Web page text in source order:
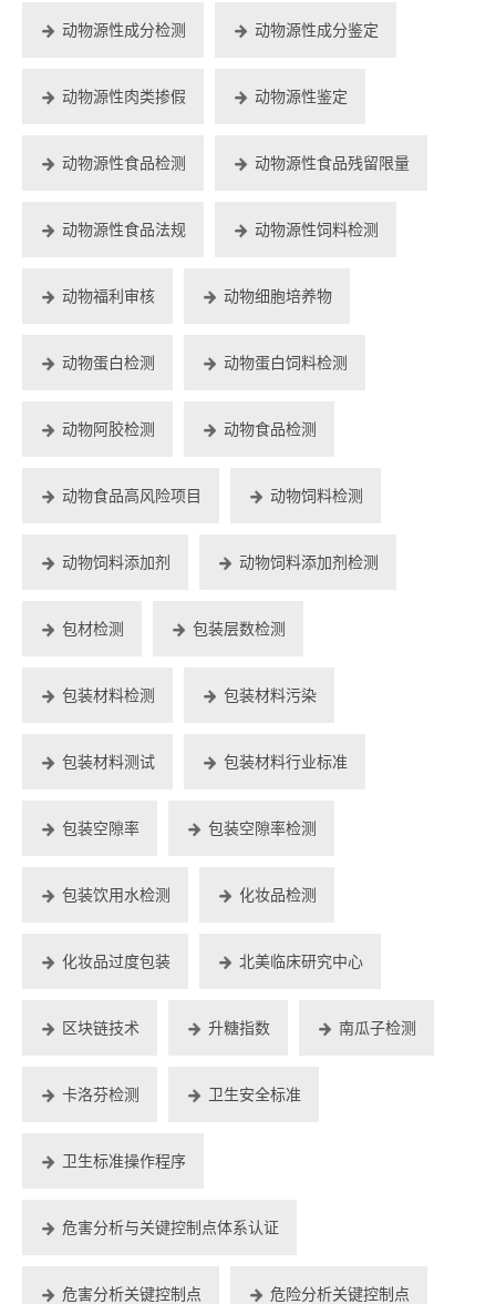
动物源性成分检测 动物源性成分鉴定
动物源性肉类掺假 动物源性鉴定
动物源性食品检测 动物源性食品残留限量
动物源性食品法规 动物源性饲料检测
动物福利审核 动物细胞培养物
动物蛋白检测 动物蛋白饲料检测
动物阿胶检测 动物食品检测
动物食品高风险项目 动物饲料检测
动物饲料添加剂 动物饲料添加剂检测
包材检测 包装层数检测
包装材料检测 包装材料污染
包装材料测试 包装材料行业标准
包装空隙率 包装空隙率检测
包装饮用水检测 化妆品检测
化妆品过度包装 北美临床研究中心
区块链技术 升糖指数 南瓜子检测
卡洛芬检测 卫生安全标准
卫生标准操作程序
危害分析与关键控制点体系认证
危害分析关键控制点 危险分析关键控制点